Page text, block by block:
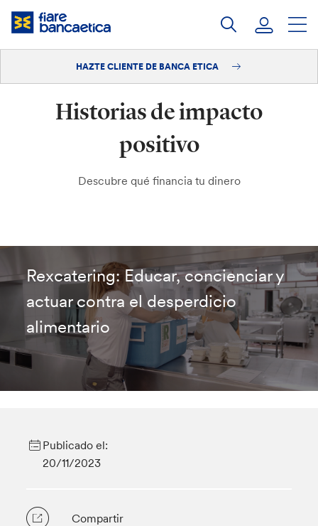
Saltar
Hazte cliente
HAZTE CLIENTE DE BANCA ETICA
Historias de impacto
positivo
Descubre qué financia tu dinero
Rexcatering: Educar, concienciar y
actuar contra el desperdicio
alimentario
Publicado el:
20/11/2023
Compartir